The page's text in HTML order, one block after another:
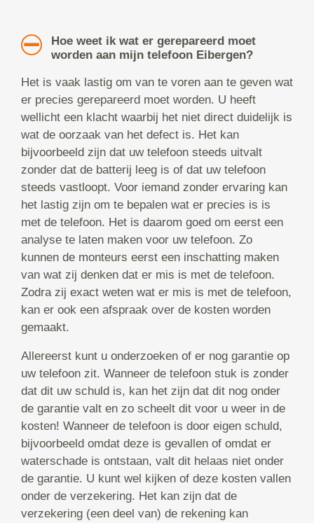
Hoe weet ik wat er gerepareerd moet
worden aan mijn telefoon Eibergen?
Het is vaak lastig om van te voren aan te geven wat
er precies gerepareerd moet worden. U heeft
wellicht een klacht waarbij het niet direct duidelijk is
wat de oorzaak van het defect is. Het kan
bijvoorbeeld zijn dat uw telefoon steeds uitvalt
zonder dat de batterij leeg is of dat uw telefoon
steeds vastloopt. Voor iemand zonder ervaring kan
het lastig zijn om te bepalen wat er precies is is
met de telefoon. Het is daarom goed om eerst een
analyse te laten maken voor uw telefoon. Zo
kunnen de monteurs eerst een inschatting maken
van wat zij denken dat er mis is met de telefoon.
Zodra zij exact weten wat er mis is met de telefoon,
kan er ook een afspraak over de kosten worden
gemaakt.
Allereerst kunt u onderzoeken of er nog garantie op
uw telefoon zit. Wanneer de telefoon stuk is zonder
dat dit uw schuld is, kan het zijn dat dit nog onder
de garantie valt en zo scheelt dit voor u weer in de
kosten! Wanneer de telefoon is door eigen schuld,
bijvoorbeeld omdat deze is gevallen of omdat er
waterschade is ontstaan, valt dit helaas niet onder
de garantie. U kunt wel kijken of deze kosten vallen
onder de verzekering. Het kan zijn dat de
verzekering (een deel van) de rekening kan